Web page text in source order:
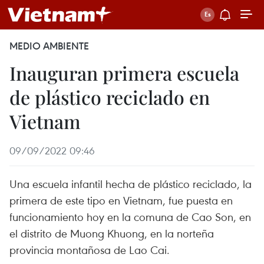
MEDIO AMBIENTE
Inauguran primera escuela
de plástico reciclado en
Vietnam
09/09/2022 09:46
Una escuela infantil hecha de plástico reciclado, la
primera de este tipo en Vietnam, fue puesta en
funcionamiento hoy en la comuna de Cao Son, en
el distrito de Muong Khuong, en la norteña
provincia montañosa de Lao Cai.